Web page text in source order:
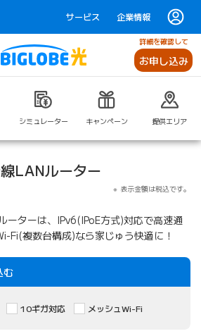
サービス 企業情報
詳細を確認して
お申し込み
シミュレーター キャンペーン 提供エリア
LANルーター
表示金額は税込です。
ーターは、IPv6(IPoE方式)対応で高速通
Fi(複数台構成)なら家じゅう快適に！
む
10ギガ対応 メッシュWi-Fi